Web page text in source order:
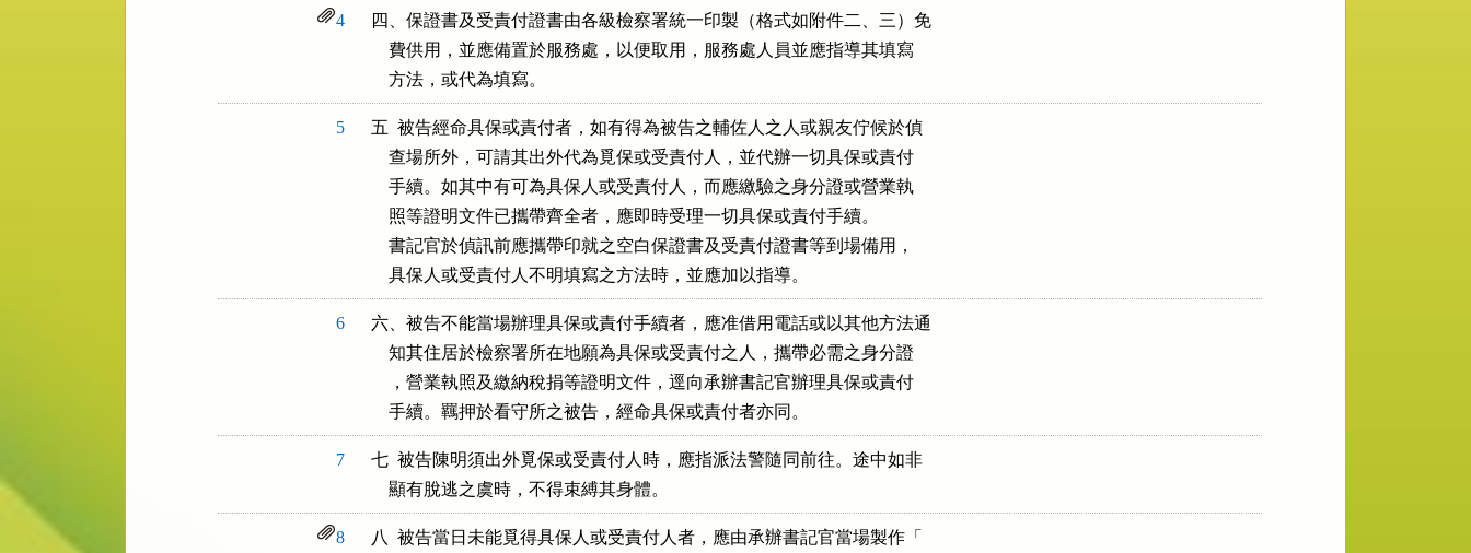
4
四、保證書及受責付證書由各級檢察署統一印製（格式如附件二、三）免
    費供用，並應備置於服務處，以便取用，服務處人員並應指導其填寫
    方法，或代為填寫。
5
五  被告經命具保或責付者，如有得為被告之輔佐人之人或親友佇候於偵
    查場所外，可請其出外代為覓保或受責付人，並代辦一切具保或責付
    手續。如其中有可為具保人或受責付人，而應繳驗之身分證或營業執
    照等證明文件已攜帶齊全者，應即時受理一切具保或責付手續。
    書記官於偵訊前應攜帶印就之空白保證書及受責付證書等到場備用，
    具保人或受責付人不明填寫之方法時，並應加以指導。
6
六、被告不能當場辦理具保或責付手續者，應准借用電話或以其他方法通
    知其住居於檢察署所在地願為具保或受責付之人，攜帶必需之身分證
    ，營業執照及繳納稅捐等證明文件，逕向承辦書記官辦理具保或責付
    手續。羈押於看守所之被告，經命具保或責付者亦同。
7
七  被告陳明須出外覓保或受責付人時，應指派法警隨同前往。途中如非
    顯有脫逃之虞時，不得束縛其身體。
8
八  被告當日未能覓得具保人或受責付人者，應由承辦書記官當場製作「